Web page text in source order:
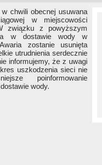
chwili obecnej usuwana
w miejscowości
związku z powyższym
w dostawie wody w
zostanie usunięta
utrudnienia serdecznie
informujemy, że z uwagi
uszkodzenia sieci nie
poinformowanie
wody.